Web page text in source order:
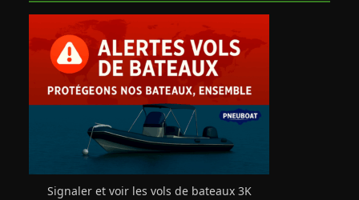
Signaler et voir les vols de bateaux 3K